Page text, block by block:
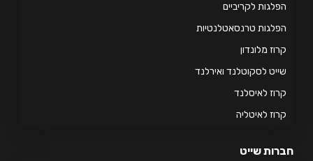
לקריביים
טרנסאטלנטיות
מלונדון
לסקוטלנד ואירלנד
לאיסלנד
לאיטליה
שייט